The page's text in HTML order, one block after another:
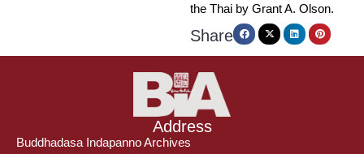
the Thai by Grant A. Olson.
Share
Address
Buddhadasa Indapanno Archives